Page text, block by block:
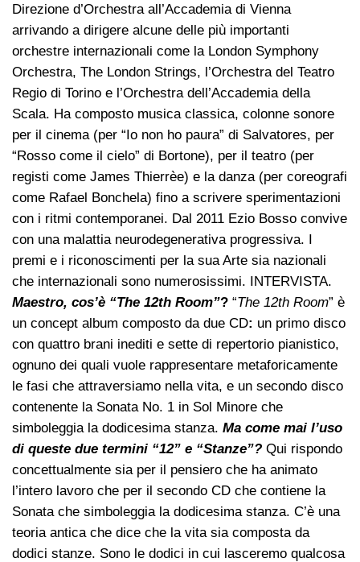
Direzione d’Orchestra all’Accademia di Vienna
arrivando a dirigere alcune delle più importanti
orchestre internazionali come la London Symphony
Orchestra, The London Strings, l’Orchestra del Teatro
Regio di Torino e l’Orchestra dell’Accademia della
Scala. Ha composto musica classica, colonne sonore
per il cinema (per “Io non ho paura” di Salvatores, per
“Rosso come il cielo” di Bortone), per il teatro (per
registi come James Thierrèe) e la danza (per coreografi
come Rafael Bonchela) fino a scrivere sperimentazioni
con i ritmi contemporanei. Dal 2011 Ezio Bosso convive
con una malattia neurodegenerativa progressiva. I
premi e i riconoscimenti per la sua Arte sia nazionali
che internazionali sono numerosissimi. INTERVISTA.
Maestro, cos’è “The 12th Room”? “The 12th Room” è
un concept album composto da due CD: un primo disco
con quattro brani inediti e sette di repertorio pianistico,
ognuno dei quali vuole rappresentare metaforicamente
le fasi che attraversiamo nella vita, e un secondo disco
contenente la Sonata No. 1 in Sol Minore che
simboleggia la dodicesima stanza. Ma come mai l’uso
di queste due termini “12” e “Stanze”? Qui rispondo
concettualmente sia per il pensiero che ha animato
l’intero lavoro che per il secondo CD che contiene la
Sonata che simboleggia la dodicesima stanza. C’è una
teoria antica che dice che la vita sia composta da
dodici stanze. Sono le dodici in cui lasceremo qualcosa